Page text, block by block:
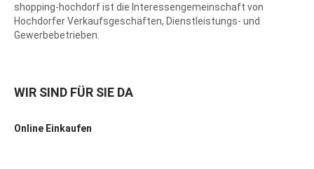
shopping-hochdorf ist die Interessengemeinschaft von
Hochdorfer Verkaufsgeschäften, Dienstleistungs- und
Gewerbebetrieben.
WIR SIND FÜR SIE DA
Online Einkaufen